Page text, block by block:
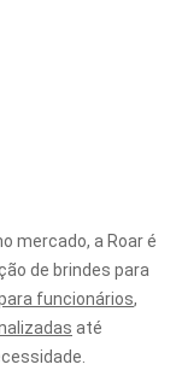
mercado, a Roar é
de brindes para
funcionários,
até